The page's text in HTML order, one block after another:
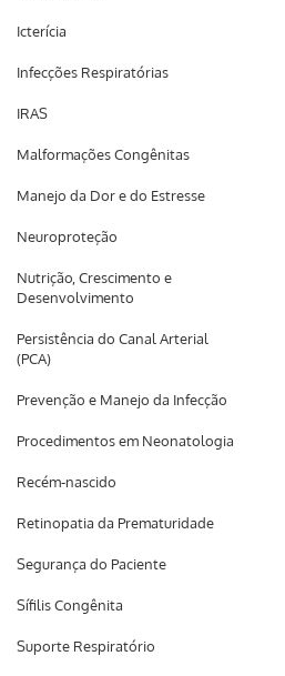
Icterícia
Infecções Respiratórias
IRAS
Malformações Congênitas
Manejo da Dor e do Estresse
Neuroproteção
Nutrição, Crescimento e
Desenvolvimento
Persistência do Canal Arterial
(PCA)
Prevenção e Manejo da Infecção
Procedimentos em Neonatologia
Recém-nascido
Retinopatia da Prematuridade
Segurança do Paciente
Sífilis Congênita
Suporte Respiratório